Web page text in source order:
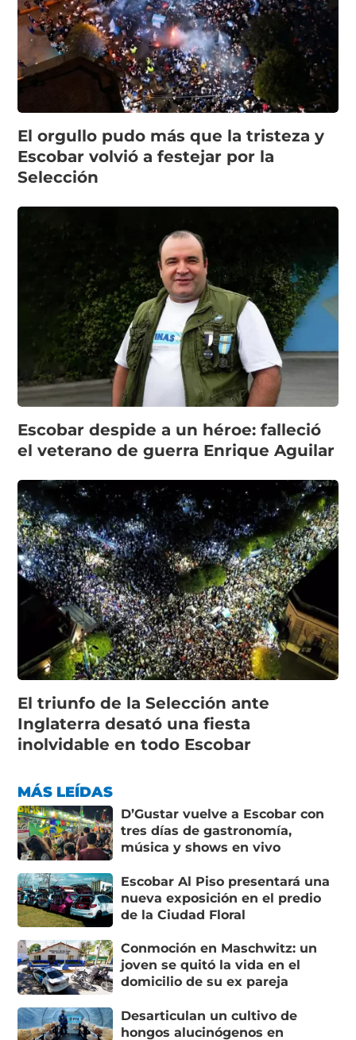
El orgullo pudo más que la tristeza y
Escobar volvió a festejar por la
Selección
Escobar despide a un héroe: falleció
el veterano de guerra Enrique Aguilar
El triunfo de la Selección ante
Inglaterra desató una fiesta
inolvidable en todo Escobar
MÁS LEÍDAS
D’Gustar vuelve a Escobar con
tres días de gastronomía,
música y shows en vivo
Escobar Al Piso presentará una
nueva exposición en el predio
de la Ciudad Floral
Conmoción en Maschwitz: un
joven se quitó la vida en el
domicilio de su ex pareja
Desarticulan un cultivo de
hongos alucinógenos en